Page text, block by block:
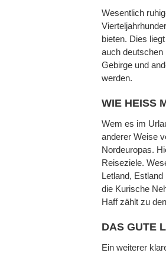
Wesentlich
bieten. Dies
auch deutschen
Gebirge und
werden.
WIE HEISS
Wem es im
anderer Weise
Nordeuropas.
Reiseziele.
Letland,
die Kurische
Haff zählt zu
DAS GUTE
Ein weiterer